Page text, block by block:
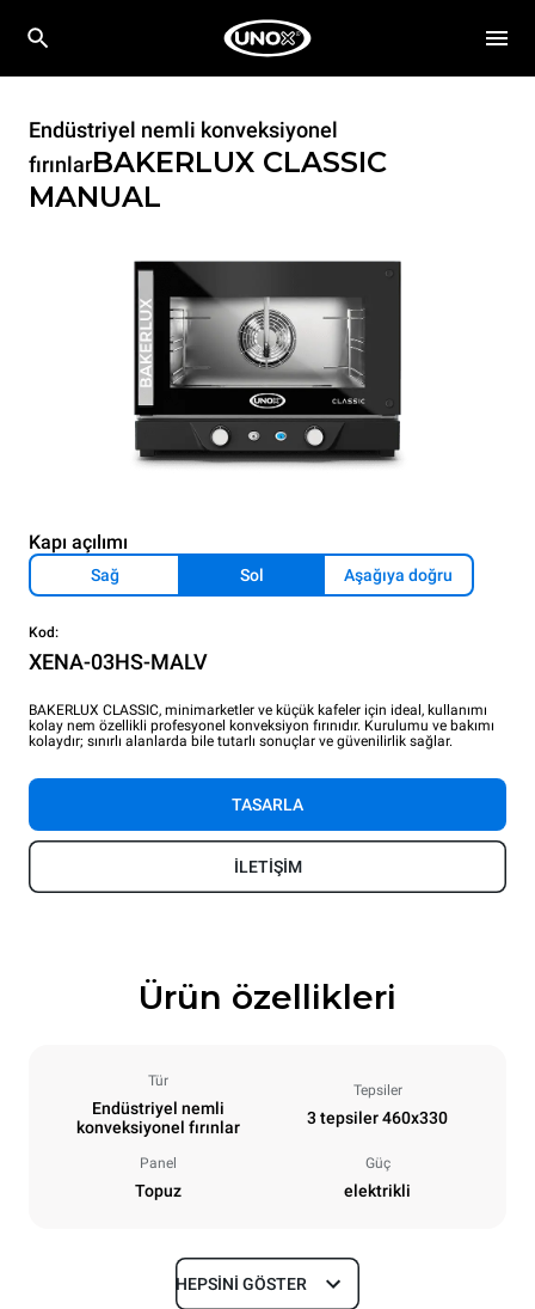
Endüstriyel nemli konveksiyonel
fırınlarBAKERLUX CLASSIC
MANUAL
Kapı açılımı
Sağ Sol Aşağıya doğru
Kod:
XENA-03HS-MALV
BAKERLUX CLASSIC, minimarketler ve küçük kafeler için ideal, kullanımı
kolay nem özellikli profesyonel konveksiyon fırınıdır. Kurulumu ve bakımı
kolaydır; sınırlı alanlarda bile tutarlı sonuçlar ve güvenilirlik sağlar.
TASARLA
İLETİŞİM
Ürün özellikleri
Tür
Endüstriyel nemli
konveksiyonel fırınlar
Tepsiler
3 tepsiler 460x330
Panel
Topuz
Güç
elektrikli
Boyutlar
HEPSINI GÖSTER